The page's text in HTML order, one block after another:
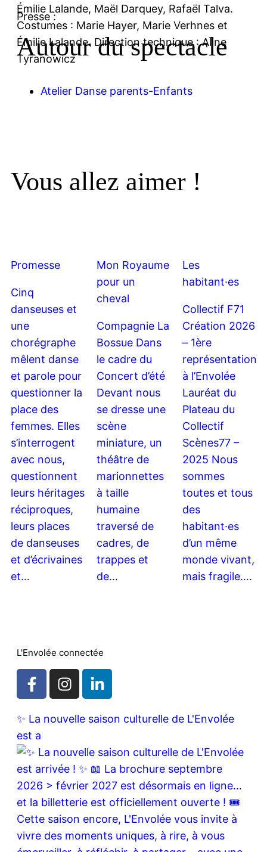
Émilie Lalande, Maël Darquey, Rafaël Talva.
Costumes : Marie Hayer, Marie Verhnes et
Émilie Lalande. Direction technique : Aline
Tyranowicz
Presse :
Autour du spectacle
Atelier Danse parents-Enfants
Vous allez aimer !
Promesse
Cinq
danseuses et
une
chorégraphe
mêlent danse
et parole pour
questionner la
place des
femmes. Elles
s’interrogent
avec nous,
questionnent
leurs héritages
réciproques,
leurs places
de danseuses
et d’écrivaines
et…
Mon Royaume
pour un
cheval
Compagnie La
Bossue Dans
le cadre du
Concert d’été
Devant nous
se dresse une
scène
miniature, un
théâtre de
marionnettes
à taille
humaine
traversé de
cadres, de
trappes et
de…
Les
habitant·es
Collectif F71
Création 2026
– 1ère
représentation
à l’Envolée
Lauréat du
Plateau du
Collectif
Scènes77 –
2025 Nous
sommes
toutes et tous
des
habitant·es
d’un même
monde vivant,
mais fragile….
L'Envolée connectée
✨ La nouvelle saison culturelle de L'Envolée
est a